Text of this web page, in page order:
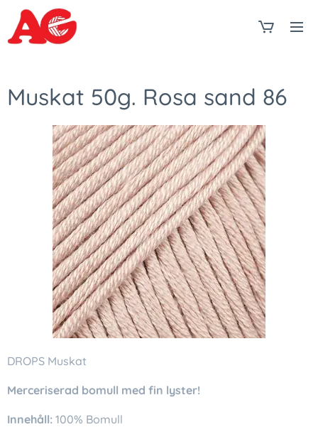
Muskat 50g. Rosa sand 86
DROPS Muskat
Merceriserad bomull med fin lyster!
Innehåll: 100% Bomull